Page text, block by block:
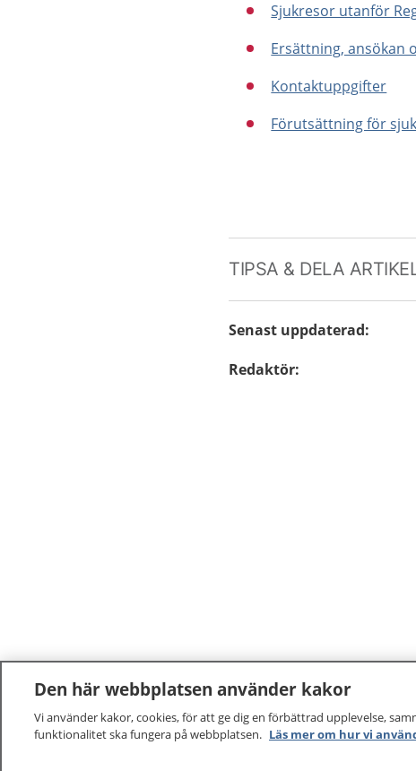
Sjukresor utanför
Ersättning, ansökan
Kontaktuppgifter
Förutsättning för
TIPSA & DELA
Senast uppdaterad:
Redaktör:
Den här webbplatsen använder kakor
Vi använder kakor, cookies, för att ge dig en förbättrad upplevelse,
funktionalitet ska fungera på webbplatsen. Läs mer om hur vi